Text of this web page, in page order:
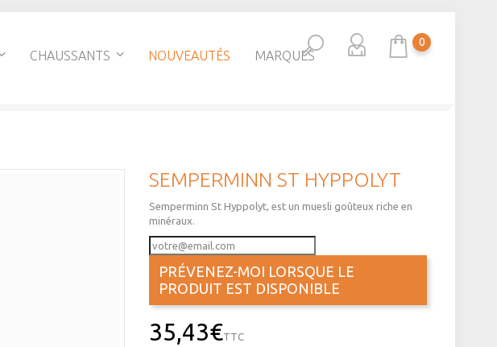
0
CHAUSSANTS NOUVEAUTÉS MARQUES
SEMPERMINN ST HYPPOLYT
Semperminn St Hyppolyt, est un muesli goûteux riche en
minéraux.
PRÉVENEZ-MOI LORSQUE LE
PRODUIT EST DISPONIBLE
35,43€TTC